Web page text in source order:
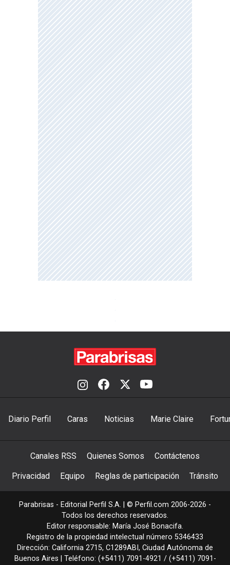
Diario Perfil Caras Noticias Marie Claire
Canales RSS Quienes Somos Contáctenos
Privacidad Equipo Reglas de participación Tránsito
Parabrisas - Editorial Perfil S.A. | © Perfil.com 2006-2026 -
Todos los derechos reservados.
Editor responsable: María José Bonacifa.
Registro de la propiedad intelectual número 5346433
Dirección: California 2715, C1289ABI , Ciudad Autónoma de
Buenos Aires | Teléfono: (+5411) 7091-4921 / (+5411) 7091-